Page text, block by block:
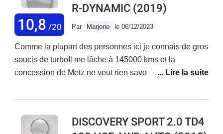
réparation (moteur à changer) pour
aujourd'hui. Le service SAV est
catastrophique et les gens ne sont pas
agréables... Je leur demande qui peut
payer une telle somme pour une
défectueuse (?). la nana me répond
personnes peuvent se le permettre
10,8 /20
R-DYNAMIC (2019)
Par Marjorie le 06/12/2023
Comme la plupart des personnes ici je connais de gros
soucis de turboIl me lâche à 145000 kms et la
concession de Metz ne veut rien savoir alors que c’est
contrat figure le prêt d’un véhicule … pensez vous!!! Il a
infirmière à domicile je ne peux me passer de voiture
DISCOVERY SPORT 2.0 TD4